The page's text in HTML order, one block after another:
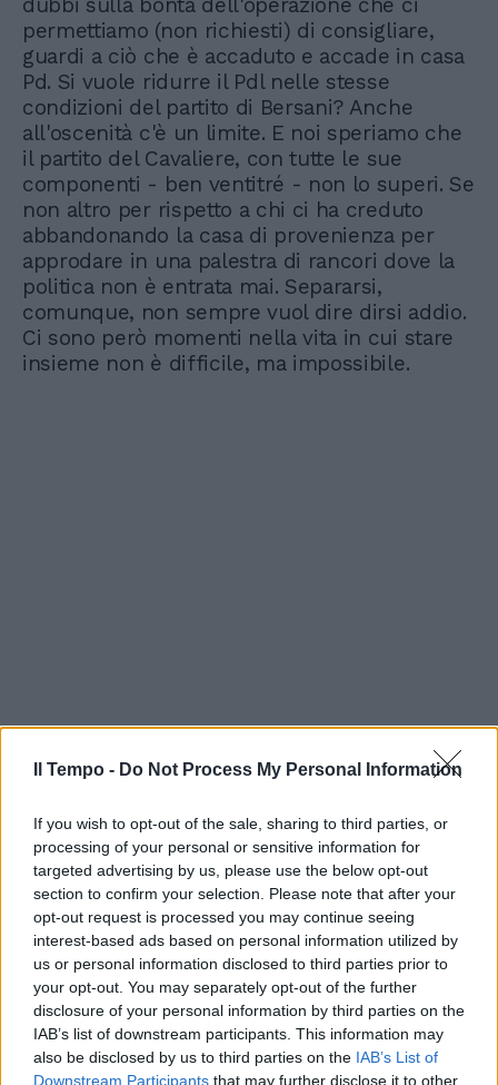
Il Tempo - Do Not Process My Personal Information
If you wish to opt-out of the sale, sharing to third parties, or
processing of your personal or sensitive information for
targeted advertising by us, please use the below opt-out
section to confirm your selection. Please note that after your
opt-out request is processed you may continue seeing
interest-based ads based on personal information utilized by
us or personal information disclosed to third parties prior to
your opt-out. You may separately opt-out of the further
disclosure of your personal information by third parties on the
IAB’s list of downstream participants. This information may
also be disclosed by us to third parties on the IAB’s List of
Downstream Participants that may further disclose it to other
permettiamo (non richiesti) di consigliare,
guardi a ciò che è accaduto e accade in casa
Pd. Si vuole ridurre il Pdl nelle stesse
condizioni del partito di Bersani? Anche
all'oscenità c'è un limite. E noi speriamo che
il partito del Cavaliere, con tutte le sue
componenti - ben ventitré - non lo superi. Se
non altro per rispetto a chi ci ha creduto
abbandonando la casa di provenienza per
approdare in una palestra di rancori dove la
politica non è entrata mai. Separarsi,
comunque, non sempre vuol dire dirsi addio.
Ci sono però momenti nella vita in cui stare
insieme non è difficile, ma impossibile.
In evidenza